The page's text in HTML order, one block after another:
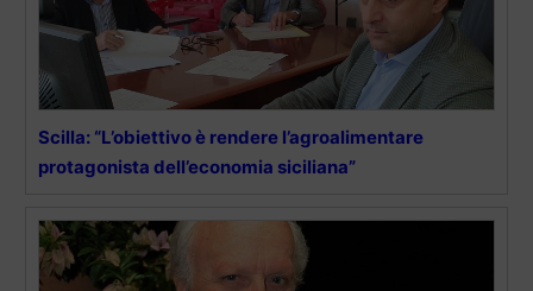
Scilla: “L’obiettivo è rendere l’agroalimentare
protagonista dell’economia siciliana”